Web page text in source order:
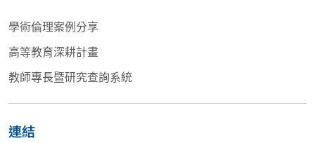
學術倫理案例分享
高等教育深耕計畫
教師專長暨研究查詢系統
連結